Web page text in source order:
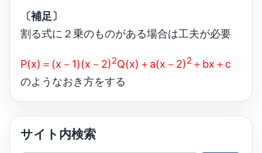
〔補足〕
割る式に２乗のものがある場合は工夫が必要
P(x)＝(x－1)(x－2)2Q(x)＋a(x－2)2 ＋bx＋c
のようなおき方をする
サイト内検索